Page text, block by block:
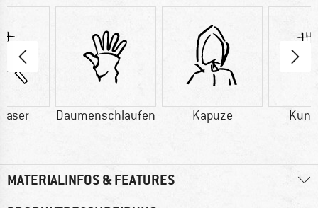
Daumenschlaufen Kapuze
MATERIALINFOS & FEATURES